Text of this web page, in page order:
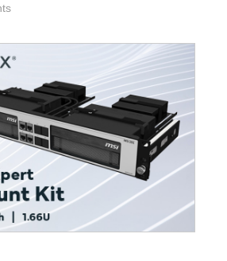
บง่ายและมีประสิทธิภาพยิ่งขึ้น
างไร — สี เอฟเฟกต์ และโปรไฟล์?
งไฟ RGB มีความยืดหยุ่นเพียงไร
ฟล์? โหมดไฟ RGB: 10
ถึง Wave, Steady, Flame,
Color Ring, [...]
งชิ้นส่วนแรก นั่นคือการตัดสินใจ
อียดจนเหลือไว้แต่สิ่งที่สมบูรณ์แบบ
900R คือตัวแทนของปรัชญา
าเพื่อให้เป็นเพียงแค่ตู้อวดโฉม
เท่านั้น แต่ถูกรังสรรค์ให้เป็นชิ้นงาน
อก ที่ซึ่งความแม่นยำทางวิศวกรรม
ดงามผสานกันอย่างลงตัว ทุกๆ เส้น
กการหักเหของแสงได้รับการ
างดี เพื่อสร้างสรรค์รูปทรงที่ดูเหนือ
ที่จะวิ่งตามกระแส ผลลัพธ์ที่ได้จึง
ระดับพรีเมียม แต่มันคือการ